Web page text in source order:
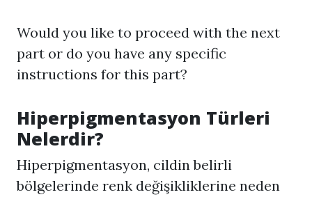
Would you like to proceed with the next
part or do you have any specific
instructions for this part?
Hiperpigmentasyon Türleri
Nelerdir?
Hiperpigmentasyon, cildin belirli
bölgelerinde renk değişikliklerine neden